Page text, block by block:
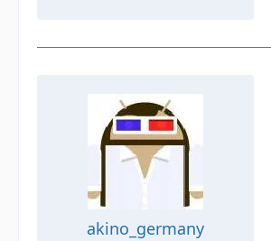
akino_germany